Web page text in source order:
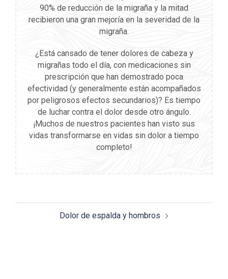
90% de reducción de la migraña y la mitad
recibieron una gran mejoría en la severidad de la
migraña.
¿Está cansado de tener dolores de cabeza y
migrañas todo el día, con medicaciones sin
prescripción que han demostrado poca
efectividad (y generalmente están acompañados
por peligrosos efectos secundarios)? Es tiempo
de luchar contra el dolor desde otro ángulo.
¡Muchos de nuestros pacientes han visto sus
vidas transformarse en vidas sin dolor a tiempo
completo!
NavegaciónDolor de espalda y hombros